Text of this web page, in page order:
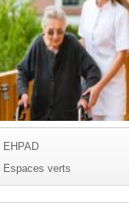
EHPAD
Espaces verts